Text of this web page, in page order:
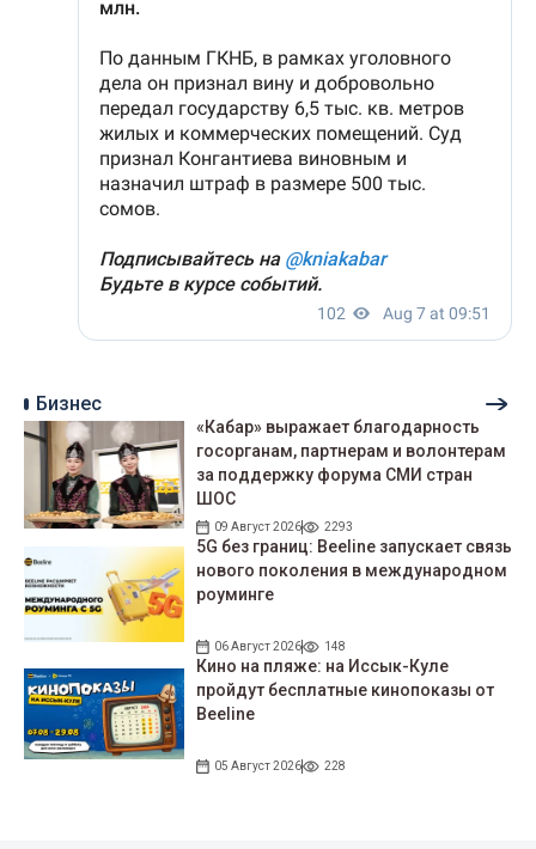
Бизнес
«Кабар» выражает благодарность
госорганам, партнерам и волонтерам
за поддержку форума СМИ стран
ШОС
09 Август 2026 2293
5G без границ: Beeline запускает связь
нового поколения в международном
роуминге
06 Август 2026 148
Кино на пляже: на Иссык-Куле
пройдут беcплатные кинопоказы от
Beeline
05 Август 2026 228